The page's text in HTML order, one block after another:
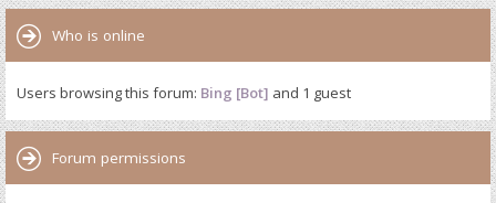
Who is online
Users browsing this forum: Bing [Bot] and 1 guest
Forum permissions